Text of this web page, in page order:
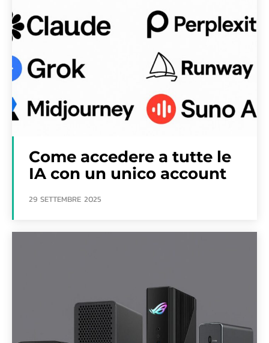
Come accedere a tutte le
IA con un unico account
29 SETTEMBRE 2025